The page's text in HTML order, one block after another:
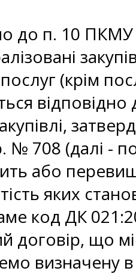
до п. 10
послуг (крім
відповідно
№ 708 (далі -
або
яких
код ДК
договір, що
визначену в